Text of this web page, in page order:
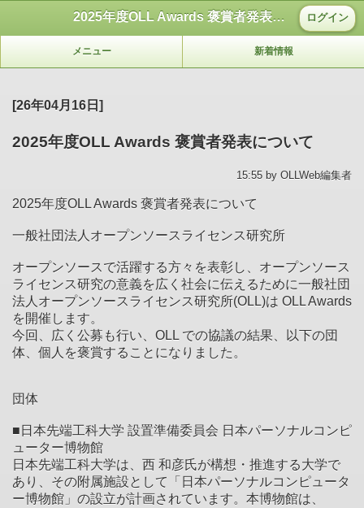
2025年度OLL Awards 褒賞者発表について ログイン
メニュー 新着情報
[26年04月16日]
2025年度OLL Awards 褒賞者発表について
15:55 by OLLWeb編集者
2025年度OLL Awards 褒賞者発表について
一般社団法人オープンソースライセンス研究所
オープンソースで活躍する方々を表彰し、オープンソース
ライセンス研究の意義を広く社会に伝えるために一般社団
法人オープンソースライセンス研究所(OLL)は OLL Awards
を開催します。
今回、広く公募も行い、OLL での協議の結果、以下の団
体、個人を褒賞することになりました。
団体
■日本先端工科大学 設置準備委員会 日本パーソナルコンピ
ューター博物館
日本先端工科大学は、西 和彦氏が構想・推進する大学で
あり、その附属施設として「日本パーソナルコンピュータ
ー博物館」の設立が計画されています。本博物館は、